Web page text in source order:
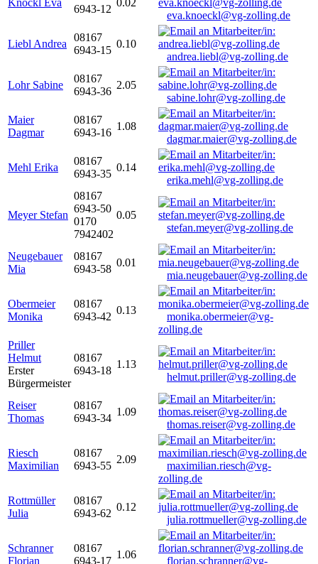
Knöckl Eva
6943-12
0.02
eva.knoeckl@vg-zolling.de
Liebl Andrea
08167
6943-15
0.10
andrea.liebl@vg-zolling.de
Lohr Sabine
08167
6943-36
2.05
sabine.lohr@vg-zolling.de
Maier
Dagmar
08167
6943-16
1.08
dagmar.maier@vg-zolling.de
Mehl Erika
08167
6943-35
0.14
erika.mehl@vg-zolling.de
Meyer Stefan
08167
6943-50
0170
7942402
0.05
stefan.meyer@vg-zolling.de
Neugebauer
Mia
08167
6943-58
0.01
mia.neugebauer@vg-zolling.de
Obermeier
Monika
08167
6943-42
0.13
monika.obermeier@vg-
zolling.de
Priller
Helmut
Erster
Bürgermeister
08167
6943-18
1.13
helmut.priller@vg-zolling.de
Reiser
Thomas
08167
6943-34
1.09
thomas.reiser@vg-zolling.de
Riesch
Maximilian
08167
6943-55
2.09
maximilian.riesch@vg-
zolling.de
Rottmüller
Julia
08167
6943-62
0.12
julia.rottmueller@vg-zolling.de
Schranner
Florian
08167
6943-17
1.06
florian.schranner@vg-